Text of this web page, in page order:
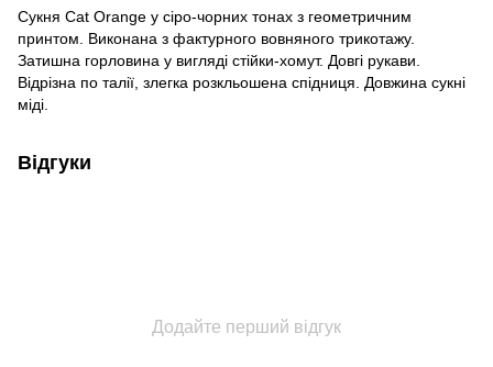
Сукня Cat Orange у сіро-чорних тонах з геометричним
принтом. Виконана з фактурного вовняного трикотажу.
Затишна горловина у вигляді стійки-хомут. Довгі рукави.
Відрізна по талії, злегка розкльошена спідниця. Довжина сукні
міді.
Відгуки
Додайте перший відгук